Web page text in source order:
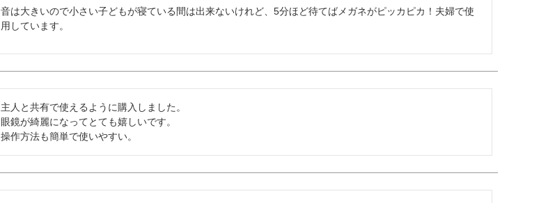
音は大きいので小さい子どもが寝ている間は出来ないけれど、5分ほど待てばメガネがピッカピカ！夫婦で使
用しています。
主人と共有で使えるように購入しました。
眼鏡が綺麗になってとても嬉しいです。
操作方法も簡単で使いやすい。